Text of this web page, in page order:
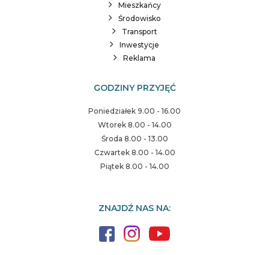
Mieszkańcy
Środowisko
Transport
Inwestycje
Reklama
GODZINY PRZYJĘĆ
Poniedziałek 9.00 - 16.00
Wtorek 8.00 - 14.00
Środa 8.00 - 13.00
Czwartek 8.00 - 14.00
Piątek 8.00 - 14.00
ZNAJDŹ NAS NA: